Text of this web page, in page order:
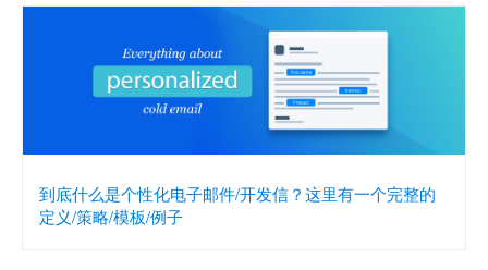
到底什么是个性化电子邮件/开发信？这里有一个完整的
定义/策略/模板/例子